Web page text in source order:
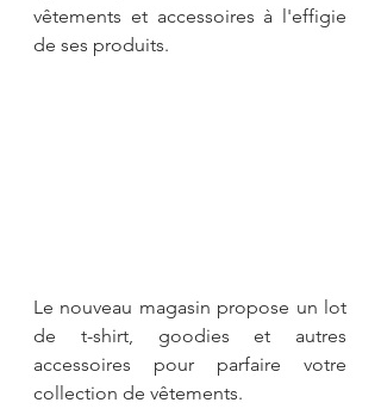
vêtements et accessoires à l'effigie
de ses produits.
Le nouveau magasin propose un lot
de t-shirt, goodies et autres
accessoires pour parfaire votre
collection de vêtements.